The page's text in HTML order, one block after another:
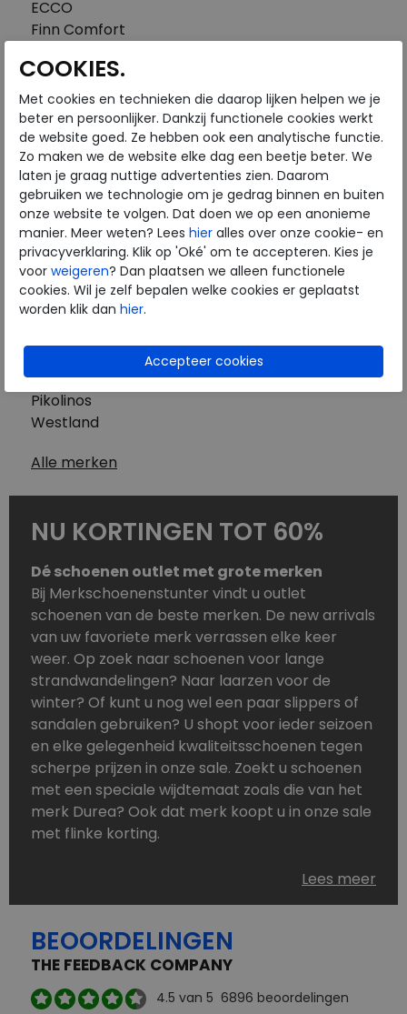
ECCO
Finn Comfort
Gabor
Piedi Nudi
Pikolinos
Solidus
Think
Waldlaufer
Westland
Wolky
Herenschoenen
Australian
Birkenstock
Clarks
Mephisto
Pikolinos
Westland
Alle merken
NU KORTINGEN TOT 60%
Dé schoenen outlet met grote merken
Bij Merkschoenenstunter vindt u outlet
schoenen van de beste merken. De new arrivals
van uw favoriete merk verrassen elke keer
weer. Op zoek naar schoenen voor lange
strandwandelingen? Naar laarzen voor de
winter? Of kunt u nog wel een paar slippers of
sandalen gebruiken? U shopt voor ieder seizoen
en elke gelegenheid kwaliteitsschoenen tegen
scherpe prijzen in onze sale. Zoekt u schoenen
met een speciale wijdtemaat zoals die van het
merk Durea? Ook dat merk koopt u in onze sale
met flinke korting.
Schoenen heeft u nooit genoeg. Goedkope
schoenen, maar dus wel van topmerken,
aanbod is zo compleet dat u altijd wel een
passend paar vindt.
Welke schoenmerken vindt u in onze online
Lees meer
BEOORDELINGEN
THE FEEDBACK COMPANY
4.5 van 5 6896 beoordelingen
COOKIES.
Met cookies en technieken die daarop lijken helpen we je
beter en persoonlijker. Dankzij functionele cookies werkt
de website goed. Ze hebben ook een analytische functie.
Zo maken we de website elke dag een beetje beter. We
laten je graag nuttige advertenties zien. Daarom
gebruiken we technologie om je gedrag binnen en buiten
onze website te volgen. Dat doen we op een anonieme
manier. Meer weten? Lees hier alles over onze cookie- en
privacyverklaring. Klik op 'Oké' om te accepteren. Kies je
voor weigeren? Dan plaatsen we alleen functionele
cookies. Wil je zelf bepalen welke cookies er geplaatst
worden klik dan hier.